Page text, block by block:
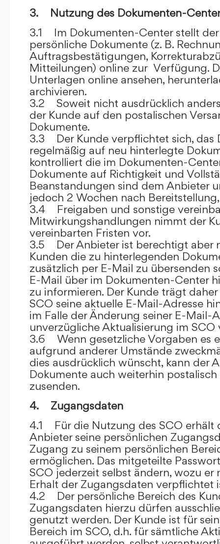
3. Nutzung des Dokumenten-
3.1 Im Dokumenten-Center stellt
persönliche Dokumente (z. B.
Auftragsbestätigungen,
Mitteilungen) online zur Verfügung.
Unterlagen online ansehen,
archivieren.
3.2 Soweit nicht ausdrücklich
der Kunde auf den postalischen
Dokumente.
3.3 Der Kunde verpflichtet sich, das
regelmäßig auf neu hinterlegte
kontrolliert die im Dokumenten-
Dokumente auf Richtigkeit und
Beanstandungen sind dem Anbieter
jedoch 2 Wochen nach
3.4 Freigaben und sonstige
Mitwirkungshandlungen nimmt der
vereinbarten Fristen vor.
3.5 Der Anbieter ist berechtigt aber
Kunden die zu hinterlegenden
zusätzlich per E-Mail zu übersenden
E-Mail über im Dokumenten-Center
zu informieren. Der Kunde trägt
SCO seine aktuelle E-Mail-Adresse
im Falle der Änderung seiner E-Mail-
unverzügliche Aktualisierung im SCO
3.6 Wenn gesetzliche Vorgaben es
aufgrund anderer Umstände
dies ausdrücklich wünscht, kann der
Dokumente auch weiterhin
zusenden.
4. Zugangsdaten
4.1 Für die Nutzung des SCO erhält
Anbieter seine persönlichen
Zugang zu seinem persönlichen
ermöglichen. Das mitgeteilte
SCO jederzeit selbst ändern, wozu er
Erhalt der Zugangsdaten verpflichtet
4.2 Der persönliche Bereich des
Zugangsdaten hierzu dürfen
genutzt werden. Der Kunde ist für
Bereich im SCO, d.h. für sämtliche